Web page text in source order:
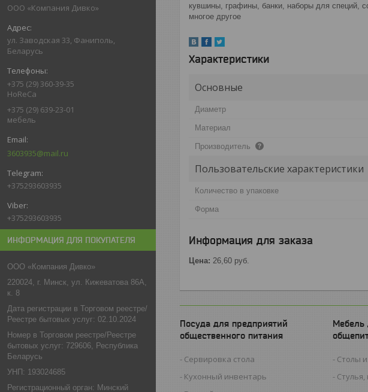
ООО «Компания Дивко»
ул. Заводская 33, Фаниполь,
Беларусь
+375 (29) 360-39-35
HoReCa
+375 (29) 639-23-01
мебель
3603935@mail.ru
+375293603935
+375293603935
ИНФОРМАЦИЯ ДЛЯ ПОКУПАТЕЛЯ
ООО «Компания Дивко»
220024, г. Минск, ул. Кижеватова 86А,
к. 8
Дата регистрации в Торговом реестре/
Реестре бытовых услуг: 02.10.2024
Номер в Торговом реестре/Реестре
бытовых услуг: 729606, Республика
Беларусь
УНП: 193024685
Регистрационный орган: Минский
кувшины, графины, банки, наборы для специй,
многое другое
Характеристики
Основные
Диаметр
Материал
Производитель
Пользовательские характеристики
Количество в упаковке
Форма
Информация для заказа
Цена: 26,60 руб.
Посуда для предприятий
общественного питания
Сервировка стола
Кухонный инвентарь
Мебель
Столы
Стулья,